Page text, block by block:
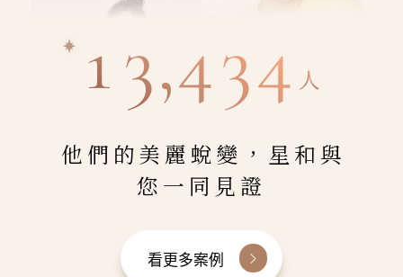
13,434 人
他們的美麗蛻變，星和與
您一同見證
看更多案例